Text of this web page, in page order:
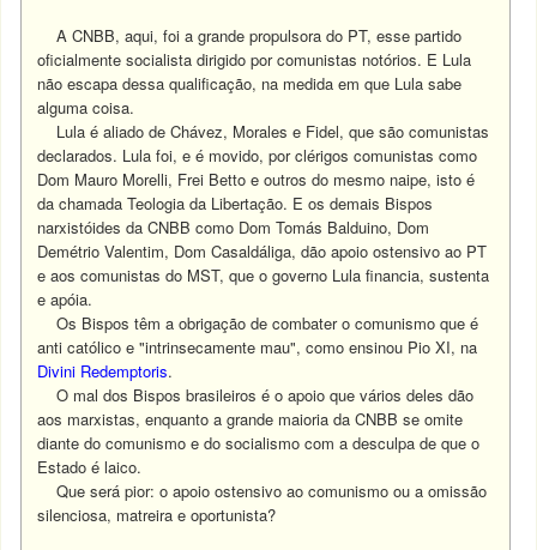
A CNBB, aqui, foi a grande propulsora do PT, esse partido
oficialmente socialista dirigido por comunistas notórios. E Lula
não escapa dessa qualificação, na medida em que Lula sabe
alguma coisa.
Lula é aliado de Chávez, Morales e Fidel, que são comunistas
declarados. Lula foi, e é movido, por clérigos comunistas como
Dom Mauro Morelli, Frei Betto e outros do mesmo naipe, isto é
da chamada Teologia da Libertação. E os demais Bispos
narxistóides da CNBB como Dom Tomás Balduino, Dom
Demétrio Valentim, Dom Casaldáliga, dão apoio ostensivo ao PT
e aos comunistas do MST, que o governo Lula financia, sustenta
e apóia.
Os Bispos têm a obrigação de combater o comunismo que é
anti católico e "intrinsecamente mau", como ensinou Pio XI, na
Divini Redemptoris.
O mal dos Bispos brasileiros é o apoio que vários deles dão
aos marxistas, enquanto a grande maioria da CNBB se omite
diante do comunismo e do socialismo com a desculpa de que o
Estado é laico.
Que será pior: o apoio ostensivo ao comunismo ou a omissão
silenciosa, matreira e oportunista?